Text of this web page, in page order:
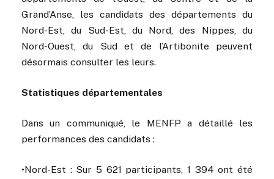
Grand’Anse, les candidats des départements du
Nord-Est, du Sud-Est, du Nord, des Nippes, du
Nord-Ouest, du Sud et de l’Artibonite peuvent
désormais consulter les leurs.
Statistiques départementales
Dans un communiqué, le MENFP a détaillé les
performances des candidats :
•Nord-Est : Sur 5 621 participants, 1 394 ont été